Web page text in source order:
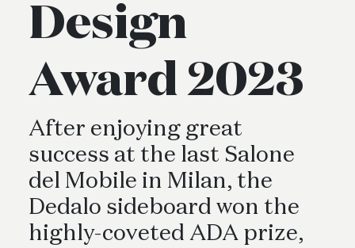
Design
Award 2023
After enjoying great
success at the last Salone
del Mobile in Milan, the
Dedalo sideboard won the
highly-coveted ADA prize,